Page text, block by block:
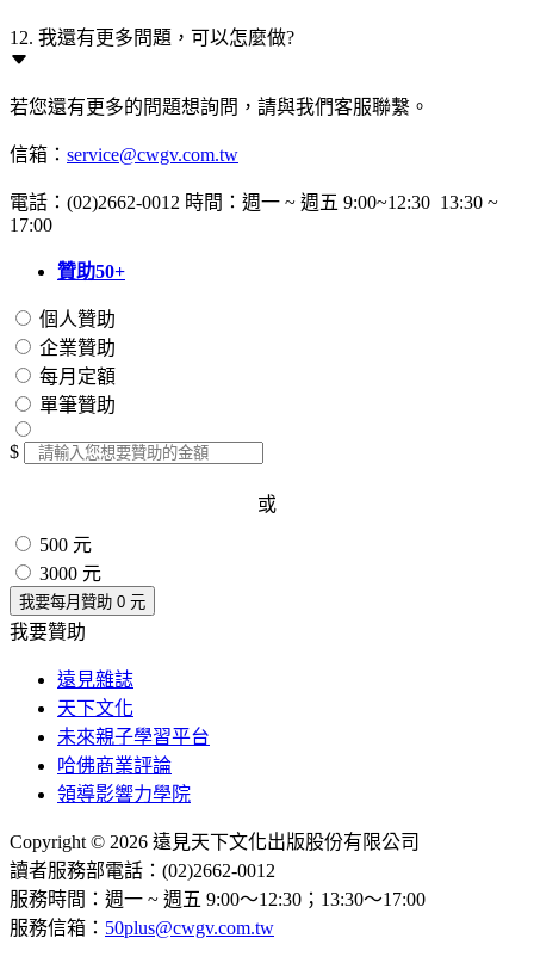
12. 我還有更多問題，可以怎麼做?
若您還有更多的問題想詢問，請與我們客服聯繫。
信箱： service@cwgv.com.tw
電話：(02)2662-0012 時間：週一 ~ 週五 9:00~12:30 13:30 ~
17:00
贊助50+
個人贊助
企業贊助
每月定額
單筆贊助
$
或
500 元
3000 元
我要每月贊助 0 元
我要贊助
遠見雜誌
天下文化
未來親子學習平台
哈佛商業評論
領導影響力學院
Copyright © 2026 遠見天下文化出版股份有限公司
讀者服務部電話：(02)2662-0012
服務時間：週一 ~ 週五 9:00～12:30；13:30～17:00
服務信箱： 50plus@cwgv.com.tw